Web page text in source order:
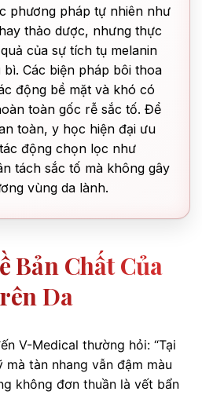
phương pháp tự nhiên như
thảo dược, nhưng thực
của sự tích tụ melanin
Các biện pháp bôi thoa
động bề mặt và khó có
toàn gốc rễ sắc tố. Để
toàn, y học hiện đại ưu
động chọn lọc như
tách sắc tố mà không gây
vùng da lành.
Bản Chất Của
Da
V-Medical thường hỏi: “Tại
tàn nhang vẫn đậm màu
không đơn thuần là vết bẩn